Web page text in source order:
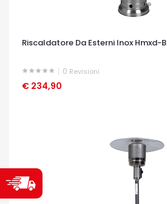
Riscaldatore Da Esterni Inox Hmxd-B
0 Revisioni
€ 234,90
OCCHIATA VELOCE